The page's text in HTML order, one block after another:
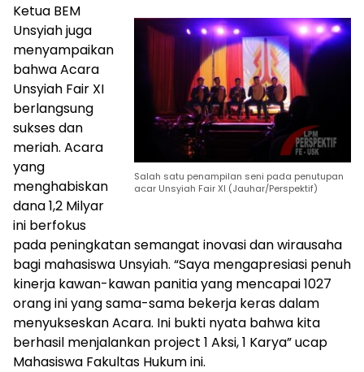
Salah satu penampilan seni pada penutupan
acar Unsyiah Fair XI (Jauhar/Perspektif)
Ketua BEM
Unsyiah juga
menyampaikan
bahwa Acara
Unsyiah Fair XI
berlangsung
sukses dan
meriah. Acara
yang
menghabiskan
dana 1,2 Milyar
ini berfokus
pada peningkatan semangat inovasi dan wirausaha
bagi mahasiswa Unsyiah. “Saya mengapresiasi penuh
kinerja kawan-kawan panitia yang mencapai 1027
orang ini yang sama-sama bekerja keras dalam
menyukseskan Acara. Ini bukti nyata bahwa kita
berhasil menjalankan project 1 Aksi, 1 Karya” ucap
Mahasiswa Fakultas Hukum ini.